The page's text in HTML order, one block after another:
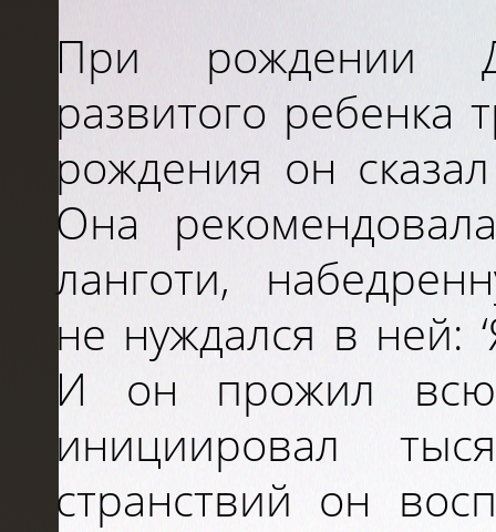
При рождении
развитого ребенка
рождения он
Она
ланготи,
не нуждался в ней:
И он прожил
инициировал
странствий он